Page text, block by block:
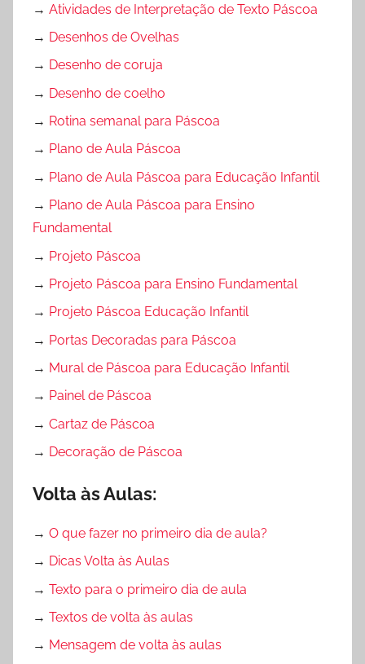
→ Atividades de Interpretação de Texto Páscoa
→ Desenhos de Ovelhas
→ Desenho de coruja
→ Desenho de coelho
→ Rotina semanal para Páscoa
→ Plano de Aula Páscoa
→ Plano de Aula Páscoa para Educação Infantil
→ Plano de Aula Páscoa para Ensino
Fundamental
→ Projeto Páscoa
→ Projeto Páscoa para Ensino Fundamental
→ Projeto Páscoa Educação Infantil
→ Portas Decoradas para Páscoa
→ Mural de Páscoa para Educação Infantil
→ Painel de Páscoa
→ Cartaz de Páscoa
→ Decoração de Páscoa
Volta às Aulas:
→ O que fazer no primeiro dia de aula?
→ Dicas Volta às Aulas
→ Texto para o primeiro dia de aula
→ Textos de volta às aulas
→ Mensagem de volta às aulas